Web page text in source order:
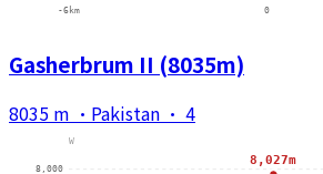
Gasherbrum II (8035m)
8035 m · Pakistan · 4